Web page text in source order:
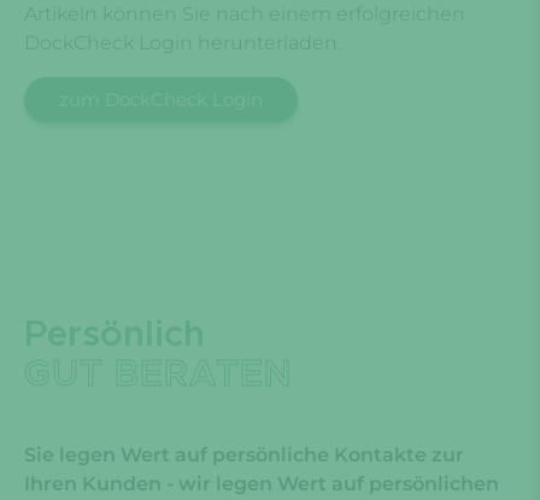
Artikeln können Sie nach einem erfolgreichen
DockCheck Login herunterladen.
zum DockCheck Login
Persönlich
GUT BERATEN
Sie legen Wert auf persönliche Kontakte zur
Ihren Kunden - wir legen Wert auf persönlichen